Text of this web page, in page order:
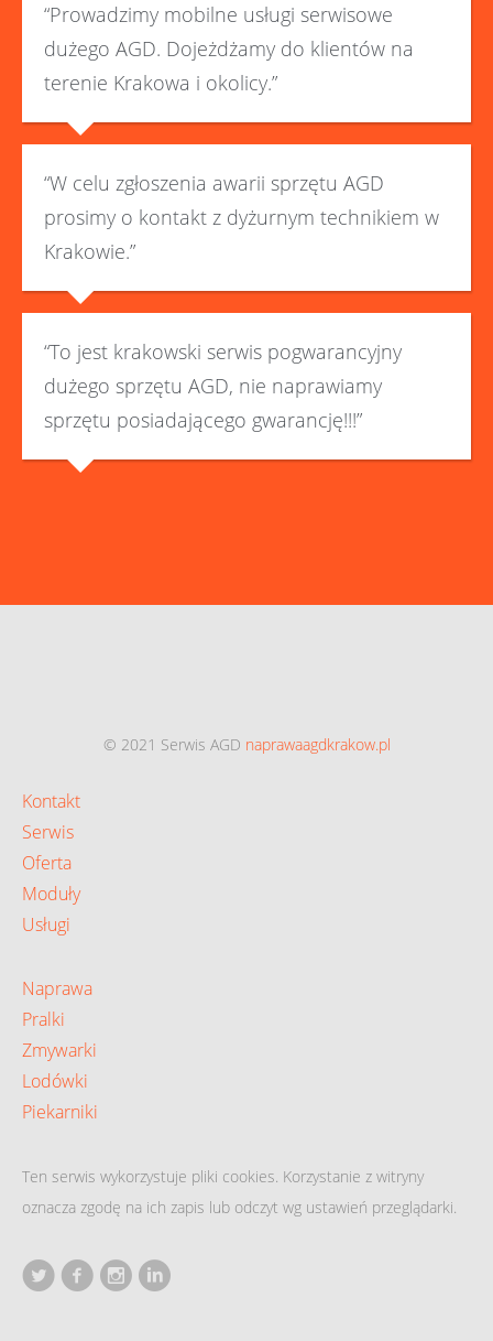
“Prowadzimy mobilne usługi serwisowe
dużego AGD. Dojeżdżamy do klientów na
terenie Krakowa i okolicy.”
“W celu zgłoszenia awarii sprzętu AGD
prosimy o kontakt z dyżurnym technikiem w
Krakowie.”
“To jest krakowski serwis pogwarancyjny
dużego sprzętu AGD, nie naprawiamy
sprzętu posiadającego gwarancję!!!”
© 2021 Serwis AGD naprawaagdkrakow.pl
Kontakt
Serwis
Oferta
Moduły
Usługi
Naprawa
Pralki
Zmywarki
Lodówki
Piekarniki
Ten serwis wykorzystuje pliki cookies. Korzystanie z witryny
oznacza zgodę na ich zapis lub odczyt wg ustawień przeglądarki.